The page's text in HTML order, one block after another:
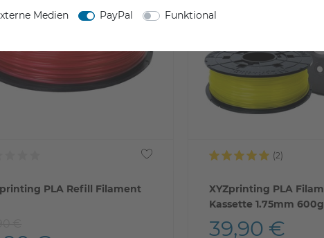
PLA Refill Filament
XYZprinting PLA Filament
Kassette 1.75mm 600g
39,90 €
Medien PayPal
Funktional